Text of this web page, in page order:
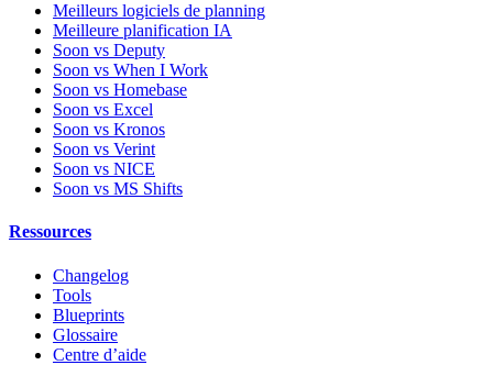
Meilleurs logiciels de planning
Meilleure planification IA
Soon vs Deputy
Soon vs When I Work
Soon vs Homebase
Soon vs Excel
Soon vs Kronos
Soon vs Verint
Soon vs NICE
Soon vs MS Shifts
Ressources
Changelog
Tools
Blueprints
Glossaire
Centre d’aide